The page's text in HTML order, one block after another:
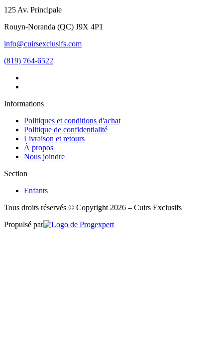
125 Av. Principale
Rouyn-Noranda (QC) J9X 4P1
info@cuirsexclusifs.com
(819) 764-6522
Informations
Politiques et conditions d'achat
Politique de confidentialité
Livraison et retours
À propos
Nous joindre
Section
Enfants
Tous droits réservés © Copyright 2026 – Cuirs Exclusifs
Propulsé par